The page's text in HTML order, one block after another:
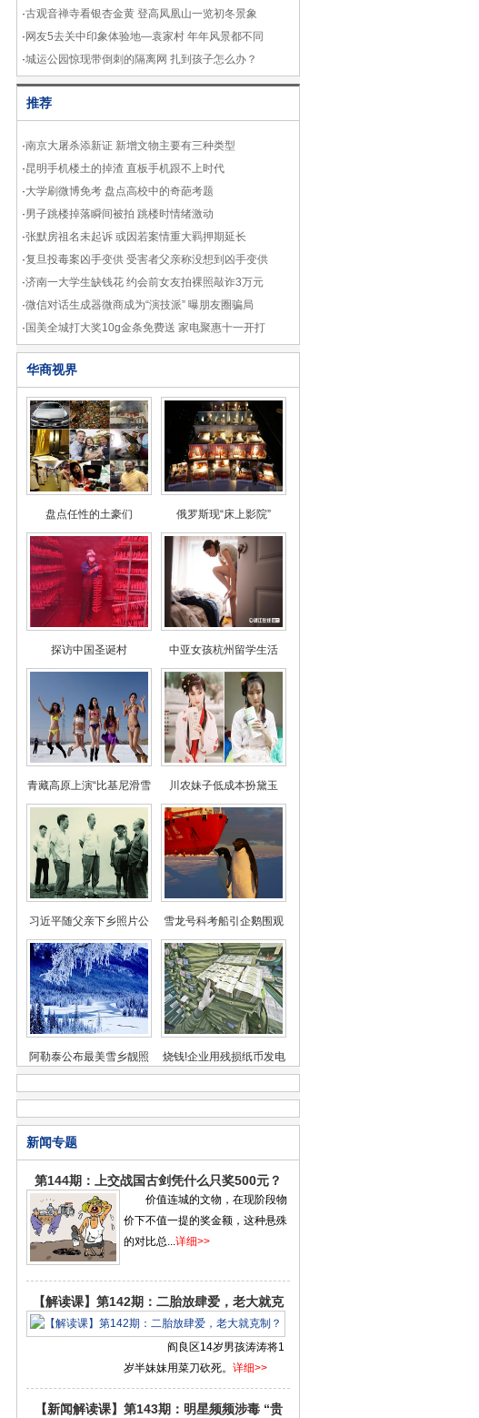
·古观音禅寺看银杏金黄 登高凤凰山一览初冬景象
· 网友5去关中印象体验地—袁家村 年年风景都不同
·城运公园惊现带倒刺的隔离网 扎到孩子怎么办？
推荐
·南京大屠杀添新证 新增文物主要有三种类型
·昆明手机楼土的掉渣 直板手机跟不上时代
·大学刷微博免考 盘点高校中的奇葩考题
·男子跳楼掉落瞬间被拍 跳楼时情绪激动
·张默房祖名未起诉 或因若案情重大羁押期延长
·复旦投毒案凶手变供 受害者父亲称没想到凶手变供
·济南一大学生缺钱花 约会前女友拍裸照敲诈3万元
·微信对话生成器微商成为“演技派” 曝朋友圈骗局
· 国美全城打大奖10g金条免费送 家电聚惠十一开打
华商视界
盘点任性的土豪们 俄罗斯现“床上影院”
探访中国圣诞村 中亚女孩杭州留学生活
青藏高原上演“比基尼滑雪
秀”
川农妹子低成本扮黛玉
习近平随父亲下乡照片公
布
雪龙号科考船引企鹅围观
阿勒泰公布最美雪乡靓照 烧钱!企业用残损纸币发电
新闻专题
第144期：上交战国古剑凭什么只奖500元？
价值连城的文物，在现阶段物
价下不值一提的奖金额，这种悬殊
的对比总...详细>>
【解读课】第142期：二胎放肆爱，老大就克
制？
阎良区14岁男孩涛涛将1
岁半妹妹用菜刀砍死。 详细>>
【新闻解读课】第143期：明星频频涉毒 “贵